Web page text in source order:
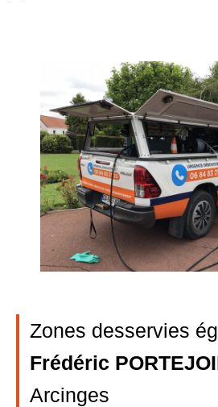
Zones desservies
Frédéric
Arcinges